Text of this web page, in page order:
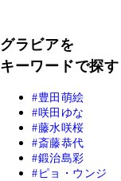
グラビアを
キーワードで探す
豊田萌絵
咲田ゆな
藤水咲桜
斎藤恭代
鍛治島彩
ピョ・ウンジ